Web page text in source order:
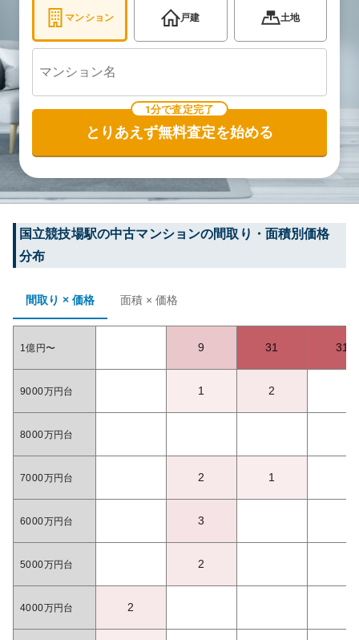
マンション 戸建 土地
1分で査定完了
とりあえず無料査定を始める
国立競技場駅の中古マンションの間取り・面積別価格
分布
間取り × 価格 面積 × 価格
1億円〜 9 31 31
9000万円台 1 2
8000万円台
7000万円台 2 1
6000万円台 3
5000万円台 2
4000万円台 2